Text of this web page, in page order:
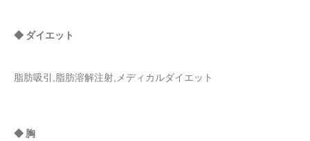
◆ ダイエット
脂肪吸引,脂肪溶解注射,メディカルダイエット
◆ 胸